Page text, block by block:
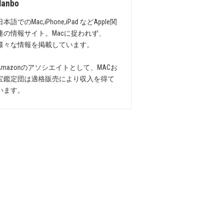
本語でのMac,iPhone,iPad などApple関
の情報サイト。Macに捉われず、
々な情報を掲載しています。
のアソシエイトとして、MACお
鑑定団は適格販売により収入を得て
ます。